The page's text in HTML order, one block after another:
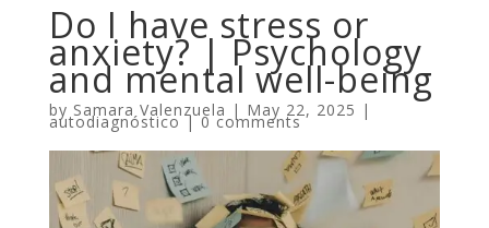
Do I have stress or
anxiety? | Psychology
and mental well-being
by Samara Valenzuela | May 22, 2025 |
autodiagnóstico|0 comments